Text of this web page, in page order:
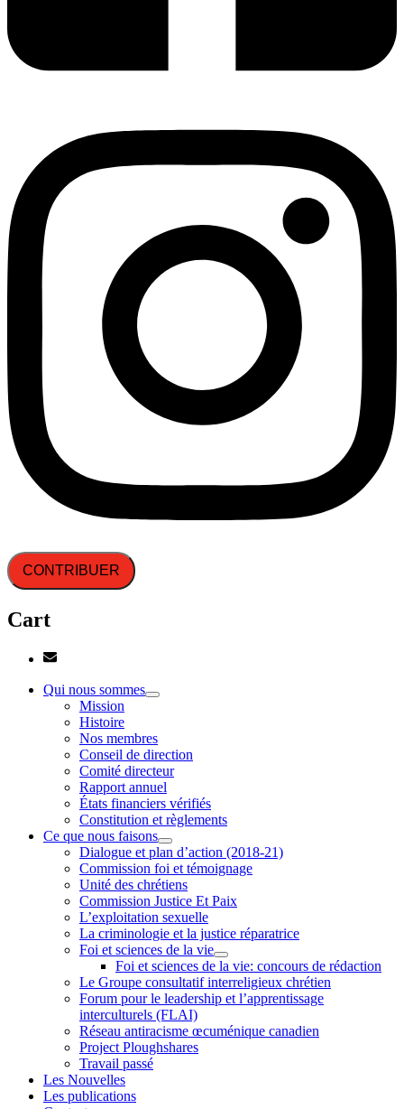
CONTRIBUER
Cart
Qui nous sommes
Mission
Histoire
Nos membres
Conseil de direction
Comité directeur
Rapport annuel
États financiers vérifiés
Constitution et règlements
Ce que nous faisons
Dialogue et plan d’action (2018-21)
Commission foi et témoignage
Unité des chrétiens
Commission Justice Et Paix
L’exploitation sexuelle
La criminologie et la justice réparatrice
Foi et sciences de la vie
Foi et sciences de la vie: concours de rédaction
Le Groupe consultatif interreligieux chrétien
Forum pour le leadership et l’apprentissage
interculturels (FLAI)
Réseau antiracisme œcuménique canadien
Project Ploughshares
Travail passé
Les Nouvelles
Les publications